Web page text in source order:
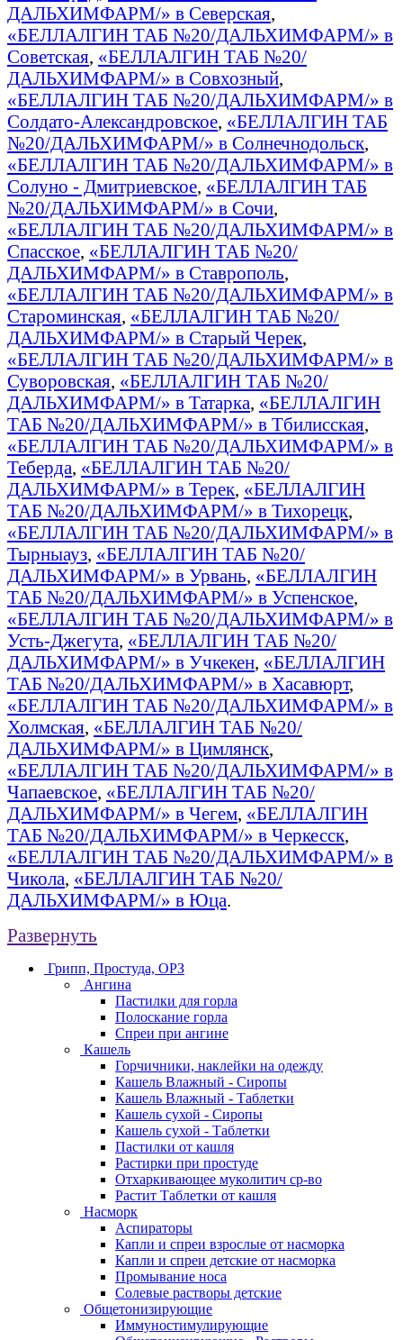
ДАЛЬХИМФАРМ/» в Северская,
«БЕЛЛАЛГИН ТАБ №20/ДАЛЬХИМФАРМ/» в
Советская, «БЕЛЛАЛГИН ТАБ №20/
ДАЛЬХИМФАРМ/» в Совхозный,
«БЕЛЛАЛГИН ТАБ №20/ДАЛЬХИМФАРМ/» в
Солдато-Александровское, «БЕЛЛАЛГИН ТАБ
№20/ДАЛЬХИМФАРМ/» в Солнечнодольск,
«БЕЛЛАЛГИН ТАБ №20/ДАЛЬХИМФАРМ/» в
Солуно - Дмитриевское, «БЕЛЛАЛГИН ТАБ
№20/ДАЛЬХИМФАРМ/» в Сочи,
«БЕЛЛАЛГИН ТАБ №20/ДАЛЬХИМФАРМ/» в
Спасское, «БЕЛЛАЛГИН ТАБ №20/
ДАЛЬХИМФАРМ/» в Ставрополь,
«БЕЛЛАЛГИН ТАБ №20/ДАЛЬХИМФАРМ/» в
Староминская, «БЕЛЛАЛГИН ТАБ №20/
ДАЛЬХИМФАРМ/» в Старый Черек,
«БЕЛЛАЛГИН ТАБ №20/ДАЛЬХИМФАРМ/» в
Суворовская, «БЕЛЛАЛГИН ТАБ №20/
ДАЛЬХИМФАРМ/» в Татарка, «БЕЛЛАЛГИН
ТАБ №20/ДАЛЬХИМФАРМ/» в Тбилисская,
«БЕЛЛАЛГИН ТАБ №20/ДАЛЬХИМФАРМ/» в
Теберда, «БЕЛЛАЛГИН ТАБ №20/
ДАЛЬХИМФАРМ/» в Терек, «БЕЛЛАЛГИН
ТАБ №20/ДАЛЬХИМФАРМ/» в Тихорецк,
«БЕЛЛАЛГИН ТАБ №20/ДАЛЬХИМФАРМ/» в
Тырныауз, «БЕЛЛАЛГИН ТАБ №20/
ДАЛЬХИМФАРМ/» в Урвань, «БЕЛЛАЛГИН
ТАБ №20/ДАЛЬХИМФАРМ/» в Успенское,
«БЕЛЛАЛГИН ТАБ №20/ДАЛЬХИМФАРМ/» в
Усть-Джегута, «БЕЛЛАЛГИН ТАБ №20/
ДАЛЬХИМФАРМ/» в Учкекен, «БЕЛЛАЛГИН
ТАБ №20/ДАЛЬХИМФАРМ/» в Хасавюрт,
«БЕЛЛАЛГИН ТАБ №20/ДАЛЬХИМФАРМ/» в
Холмская, «БЕЛЛАЛГИН ТАБ №20/
ДАЛЬХИМФАРМ/» в Цимлянск,
«БЕЛЛАЛГИН ТАБ №20/ДАЛЬХИМФАРМ/» в
Чапаевское, «БЕЛЛАЛГИН ТАБ №20/
ДАЛЬХИМФАРМ/» в Чегем, «БЕЛЛАЛГИН
ТАБ №20/ДАЛЬХИМФАРМ/» в Черкесск,
«БЕЛЛАЛГИН ТАБ №20/ДАЛЬХИМФАРМ/» в
Чикола, «БЕЛЛАЛГИН ТАБ №20/
ДАЛЬХИМФАРМ/» в Юца.
Развернуть
Грипп, Простуда, ОРЗ
Ангина
Пастилки для горла
Полоскание горла
Спреи при ангине
Кашель
Горчичники, наклейки на одежду
Кашель Влажный - Сиропы
Кашель Влажный - Таблетки
Кашель сухой - Сиропы
Кашель сухой - Таблетки
Пастилки от кашля
Растирки при простуде
Отхаркивающее муколитич ср-во
Растит Таблетки от кашля
Насморк
Аспираторы
Капли и спреи взрослые от насморка
Капли и спреи детские от насморка
Промывание носа
Солевые растворы детские
Общетонизирующие
Иммуностимулирующие